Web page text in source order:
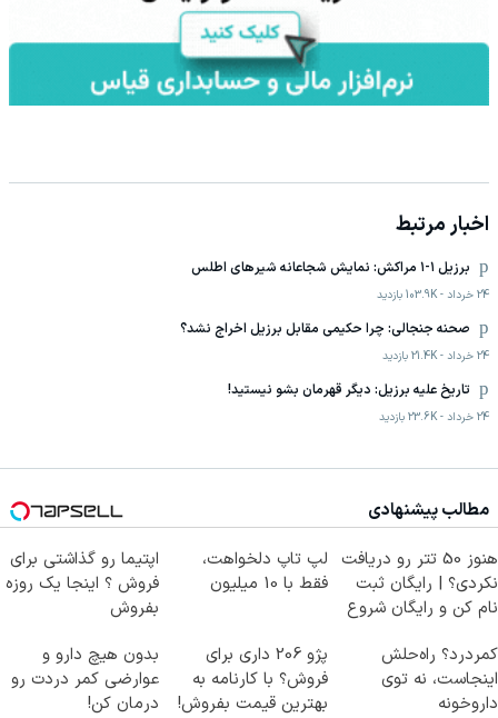
اخبار مرتبط
برزیل ۱-۱ مراکش: نمایش شجاعانه شیرهای اطلس
24 خرداد -
103.9K بازدید
صحنه جنجالی: چرا حکیمی مقابل برزیل اخراج نشد؟
24 خرداد -
21.4K بازدید
تاریخ علیه برزیل: دیگر قهرمان بشو نیستید!
24 خرداد -
23.6K بازدید
مطالب پیشنهادی
هنوز 50 تتر رو دریافت
نکردی؟ | رایگان ثبت
نام کن و رایگان شروع
لپ تاپ دلخواهت،
فقط با 10 میلیون
اپتیما رو گذاشتی برای
فروش ؟ اینجا یک روزه
بفروش
کمردرد؟ راه‌حلش
اینجاست، نه توی
داروخونه
پژو 206 داری برای
فروش؟ با کارنامه به
بهترین قیمت بفروش!
بدون هیچ دارو و
عوارضی کمر دردت رو
درمان کن!